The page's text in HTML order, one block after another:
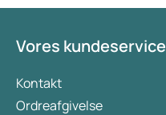
Vores kundeservice
Kontakt
Ordreafgivelse